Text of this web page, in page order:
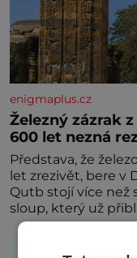
enigmaplus.cz
Železný zázrak
600 let nezná
Představa, že
let zrezivět, bere v
Qutb stojí více než
sloup, který už